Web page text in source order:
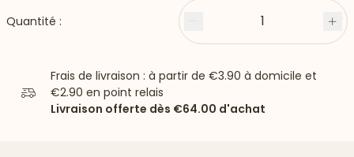
Quantité : Moins 1
Frais de livraison : à partir de €3.90 à domicile et
€2.90 en point relais
Livraison offerte dès €64.00 d'achat